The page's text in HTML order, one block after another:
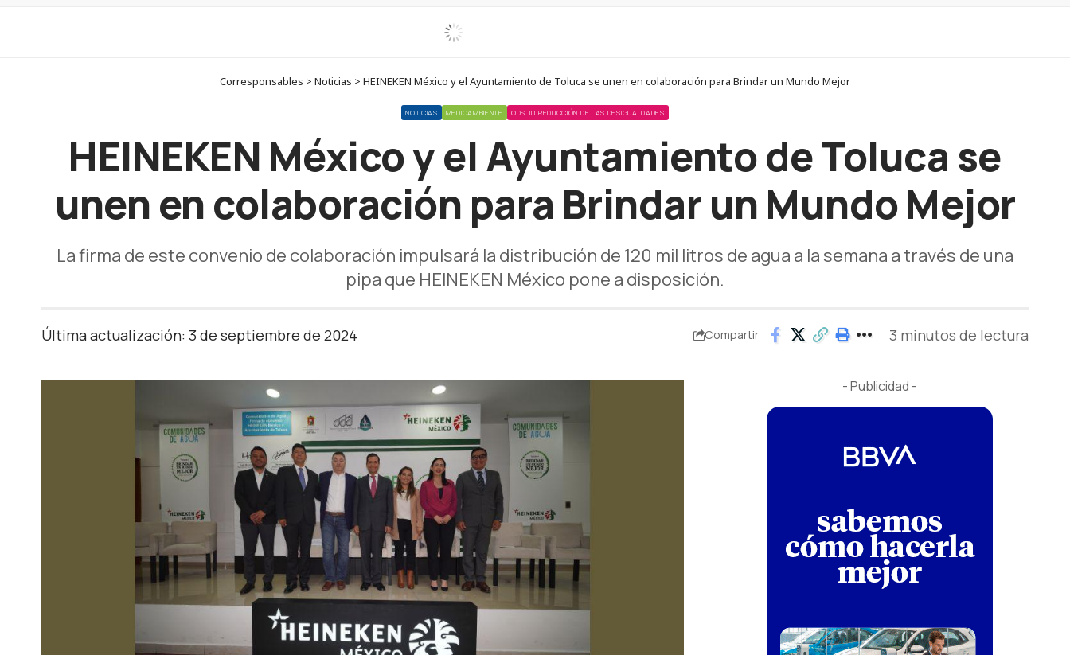
Corresponsables > Noticias > HEINEKEN México y el Ayuntamiento de Toluca se unen en colaboración para Brindar un Mundo Mejor
NOTICIAS MEDIOAMBIENTE ODS 10 REDUCCIÓN DE LAS DESIGUALDADES
HEINEKEN México y el Ayuntamiento de Toluca se
unen en colaboración para Brindar un Mundo Mejor
La firma de este convenio de colaboración impulsará la distribución de 120 mil litros de agua a la semana a través de una
pipa que HEINEKEN México pone a disposición.
Última actualización: 3 de septiembre de 2024 Compartir 3 minutos de lectura
- Publicidad -